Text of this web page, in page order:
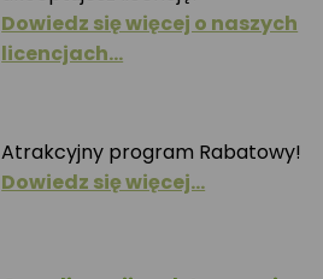
Dowiedz się więcej o naszych
licencjach…
Atrakcyjny program Rabatowy!
Dowiedz się więcej…